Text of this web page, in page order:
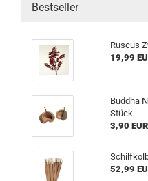
Bestseller
Ruscus
19,99
Buddha
Stück
3,90 EUR
52,99